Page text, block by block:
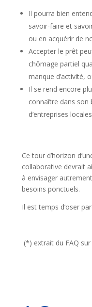
Il pourra bien
savoir-faire et
ou en acquérir de
Accepter le prêt
chômage partiel
manque d’activité,
Il se rend encore
connaître dans son
d’entreprises locales
Ce tour d’horizon
collaborative devrait
à envisager
besoins ponctuels.
Il est temps d’oser
(*) extrait du FAQ